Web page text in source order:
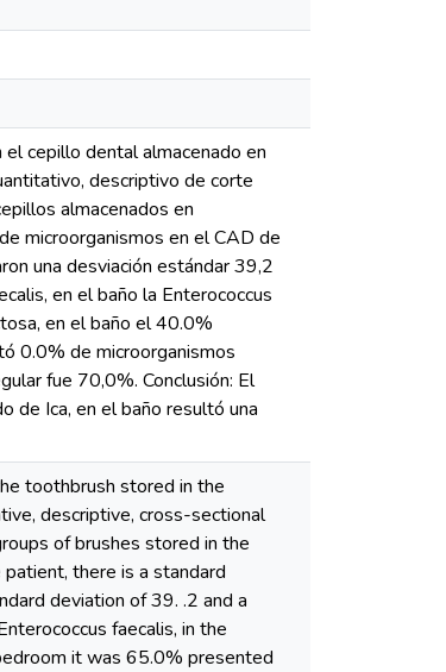
cepillo dental almacenado en
descriptivo de corte
almacenados en
microorganismos en el CAD de
una desviación estándar 39,2
en el baño la Enterococcus
en el baño el 40.0%
0.0% de microorganismos
fue 70,0%. Conclusión: El
de Ica, en el baño resultó una
toothbrush stored in the
descriptive, cross-sectional
of brushes stored in the
there is a standard
deviation of 39. .2 and a
faecalis, in the
it was 65.0% presented